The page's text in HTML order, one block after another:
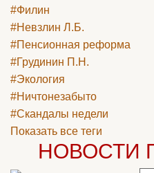
#Филин
#Невзлин Л.Б.
#Пенсионная реформа
#Грудинин П.Н.
#Экология
#Ничтонезабыто
#Скандалы недели
Показать все теги
НОВОСТИ